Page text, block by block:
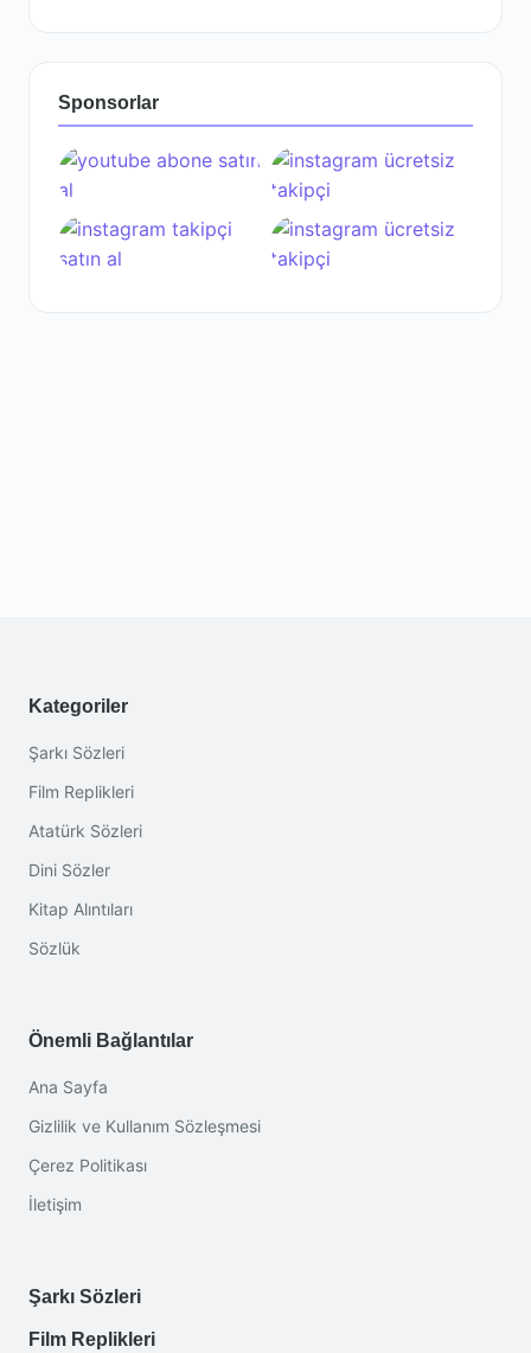
Sponsorlar
Kategoriler
Şarkı Sözleri
Film Replikleri
Atatürk Sözleri
Dini Sözler
Kitap Alıntıları
Sözlük
Önemli Bağlantılar
Ana Sayfa
Gizlilik ve Kullanım Sözleşmesi
Çerez Politikası
İletişim
Şarkı Sözleri
Film Replikleri